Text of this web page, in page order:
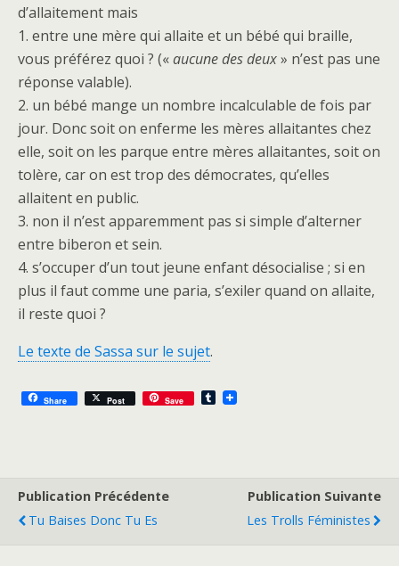
d’allaitement mais
1. entre une mère qui allaite et un bébé qui braille,
vous préférez quoi ? («aucune des deux» n’est pas une
réponse valable).
2. un bébé mange un nombre incalculable de fois par
jour. Donc soit on enferme les mères allaitantes chez
elle, soit on les parque entre mères allaitantes, soit on
tolère, car on est trop des démocrates, qu’elles
allaitent en public.
3. non il n’est apparemment pas si simple d’alterner
entre biberon et sein.
4. s’occuper d’un tout jeune enfant désocialise ; si en
plus il faut comme une paria, s’exiler quand on allaite,
il reste quoi ?
Le texte de Sassa sur le sujet.
Share Post Save T
Publication Précédente
Tu Baises Donc Tu Es
Publication Suivante
Les Trolls Féministes